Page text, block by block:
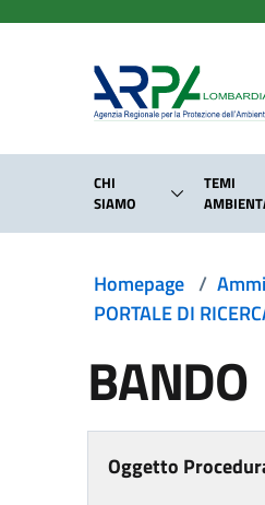
CHI
SIAMO
TEMI
Homepage /
PORTALE DI
BANDO
Oggetto